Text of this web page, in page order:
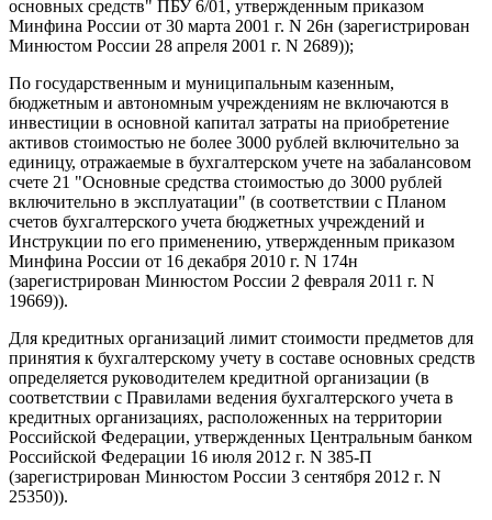
основных средств" ПБУ 6/01, утвержденным приказом
Минфина России от 30 марта 2001 г. N 26н (зарегистрирован
Минюстом России 28 апреля 2001 г. N 2689));
По государственным и муниципальным казенным,
бюджетным и автономным учреждениям не включаются в
инвестиции в основной капитал затраты на приобретение
активов стоимостью не более 3000 рублей включительно за
единицу, отражаемые в бухгалтерском учете на забалансовом
счете 21 "Основные средства стоимостью до 3000 рублей
включительно в эксплуатации" (в соответствии с Планом
счетов бухгалтерского учета бюджетных учреждений и
Инструкции по его применению, утвержденным приказом
Минфина России от 16 декабря 2010 г. N 174н
(зарегистрирован Минюстом России 2 февраля 2011 г. N
19669)).
Для кредитных организаций лимит стоимости предметов для
принятия к бухгалтерскому учету в составе основных средств
определяется руководителем кредитной организации (в
соответствии с Правилами ведения бухгалтерского учета в
кредитных организациях, расположенных на территории
Российской Федерации, утвержденных Центральным банком
Российской Федерации 16 июля 2012 г. N 385-П
(зарегистрирован Минюстом России 3 сентября 2012 г. N
25350)).